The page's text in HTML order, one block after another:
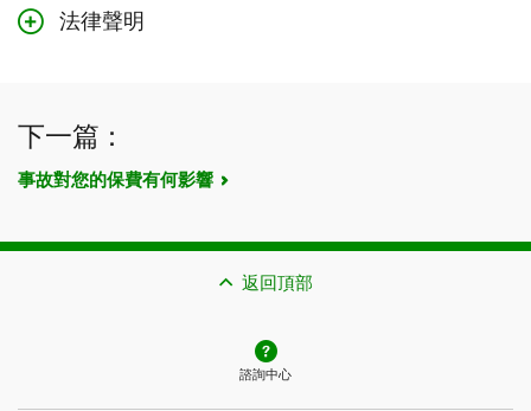
法律聲明
保險類型的約束。
下一篇：
事故對您的保費有何影響
返回頂部
諮詢中心